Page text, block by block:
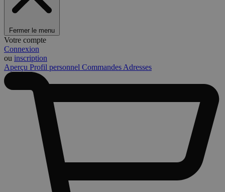
Fermer le menu
Votre compte
Connexion
ou inscription
Aperçu Profil personnel Commandes Adresses